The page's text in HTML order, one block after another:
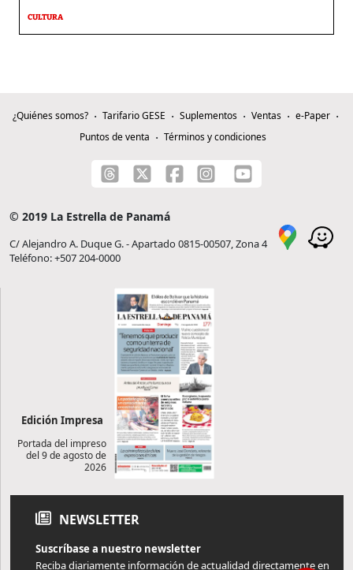
CULTURA
¿Quiénes somos? Tarifario GESE Suplementos Ventas
e-Paper
Puntos de venta
Términos y condiciones
© 2019 La Estrella de Panamá
C/ Alejandro A. Duque G. - Apartado 0815-00507, Zona 4
Teléfono: +507 204-0000
Edición Impresa
Portada del impreso
del 9 de agosto de
2026
NEWSLETTER
Suscríbase a nuestro newsletter
Reciba diariamente información de actualidad directamente en